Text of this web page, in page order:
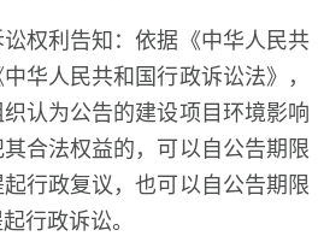
权利告知：依据《中华人民共
华人民共和国行政诉讼法》，
认为公告的建设项目环境影响
合法权益的，可以自公告期限
行政复议，也可以自公告期限
行政诉讼。